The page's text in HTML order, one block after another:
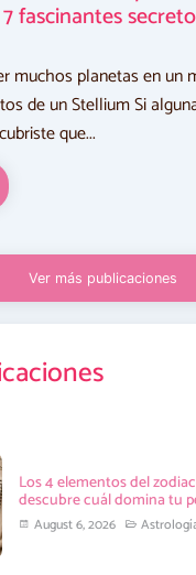
fascinantes
muchos planetas en un
de un Stellium Si
que...
Ver más publicaciones
Los 4 elementos del
descubre cuál domina tu
August 6, 2026